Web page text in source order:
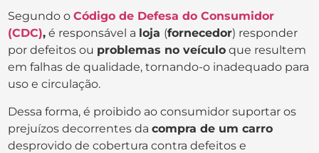
Segundo oCódigo de Defesa do Consumidor
(CDC), é responsável a loja (fornecedor) responder
por defeitos ou problemas no veículo que resultem
em falhas de qualidade, tornando-o inadequado para
uso e circulação.
Dessa forma, é proibido ao consumidor suportar os
prejuízos decorrentes dacompra de um carro
desprovido de cobertura contra defeitos e